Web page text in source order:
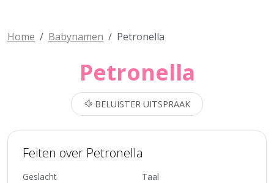
Home Babynamen Petronella
Petronella
BELUISTER UITSPRAAK
Feiten over Petronella
Geslacht Taal